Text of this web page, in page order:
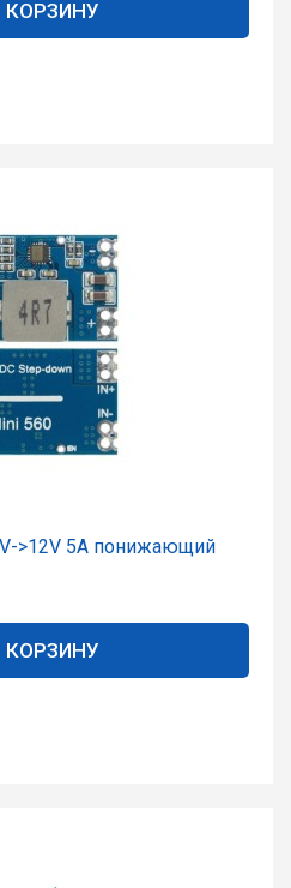
КОРЗИНУ
>12V 5A понижающий
КОРЗИНУ